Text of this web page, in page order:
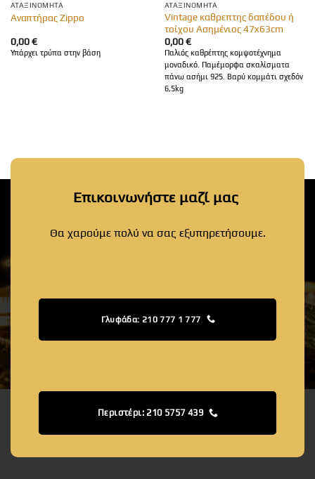
ΑΤΑΞΙΝΌΜΗΤΑ
Αναπτήρας Zippo
0,00€
Υπάρχει τρύπα στην βάση
ΑΤΑΞΙΝΌΜΗΤΑ
Vintage καθρεπτης δαπέδου ή
τοίχου Ασημένιος 47x63cm
0,00€
Παλιός καθρέπτης κομψοτέχνημα
μοναδικό. Παμέμορφα σκαλίσματα
πάνω ασήμι 925. Βαρύ κομμάτι σχεδόν
6,5kg
Επικοινωνήστε μαζί μας
Θα χαρούμε πολύ να σας εξυπηρετήσουμε.
Γλυφάδα: 210 777 1 777
Περιστέρι: 210 5757 439